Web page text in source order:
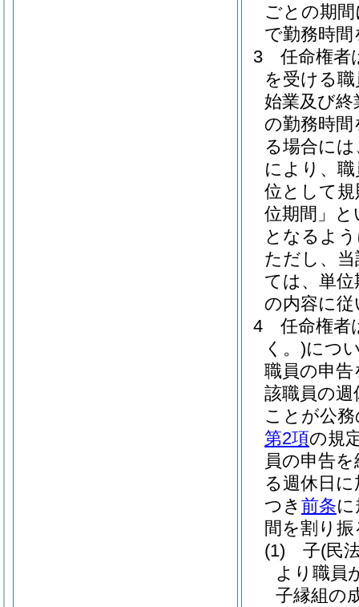
ごとの期
で勤務時
3
任命権者
を受ける
始業及び
の勤務時
る場合には
により、
位として
位期間」と
となるよ
ただし、
ては、単
の内容に
4
任命権者
く。)につ
職員の申
該職員の
ことが公
第2項の規
員の申告
る週休日
つき 前条
間を割り
(1)
子(民
より職員
子縁組の